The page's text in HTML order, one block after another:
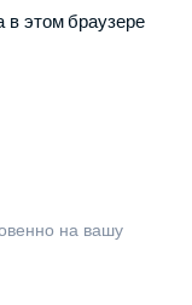
в этом браузере
на вашу